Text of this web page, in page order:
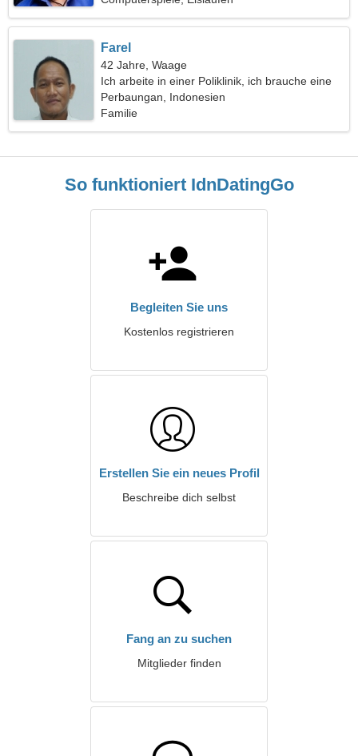
Farel
42 Jahre, Waage
Ich arbeite in einer Poliklinik, ich brauche eine
nette Frau
Perbaungan, Indonesien
Familie
So funktioniert IdnDatingGo
Begleiten Sie uns
Kostenlos registrieren
Erstellen Sie ein neues Profil
Beschreibe dich selbst
Fang an zu suchen
Mitglieder finden